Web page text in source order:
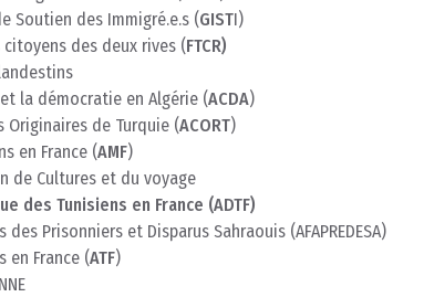
Soutien des Immigré.e.s (GISTI)
des deux rives (FTCR)
la démocratie en Algérie (ACDA)
Originaires de Turquie (ACORT)
en France (AMF)
de Cultures et du voyage
des Tunisiens en France (ADTF)
Prisonniers et Disparus Sahraouis (AFAPREDESA)
en France (ATF)